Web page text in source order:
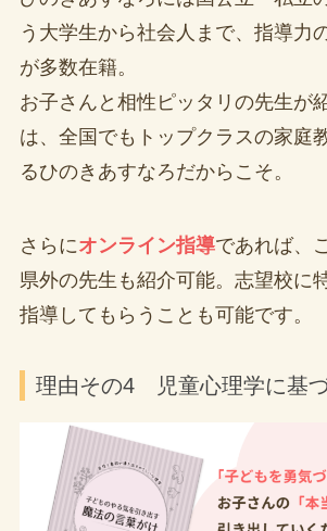
う大学生から社会人まで、指導力
が多数在籍。
お子さんと相性ピッタリの先生が
は、全国でもトップクラスの家庭
るひのきあすなろだからこそ。
さらにオンライン指導であれば、
県外の先生も紹介可能。志望校に
指導してもらうことも可能です。
理由その4 児童心理学に基